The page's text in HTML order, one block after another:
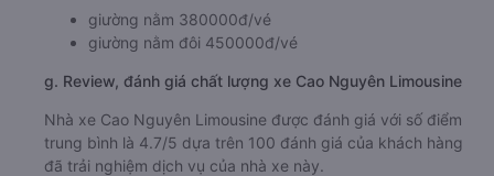
giường nằm 380000đ/vé
giường nằm đôi 450000đ/vé
g. Review, đánh giá chất lượng xe Cao Nguyên Limousine
Nhà xe Cao Nguyên Limousine được đánh giá với số điểm
trung bình là 4.7/5 dựa trên 100 đánh giá của khách hàng
đã trải nghiệm dịch vụ của nhà xe này.